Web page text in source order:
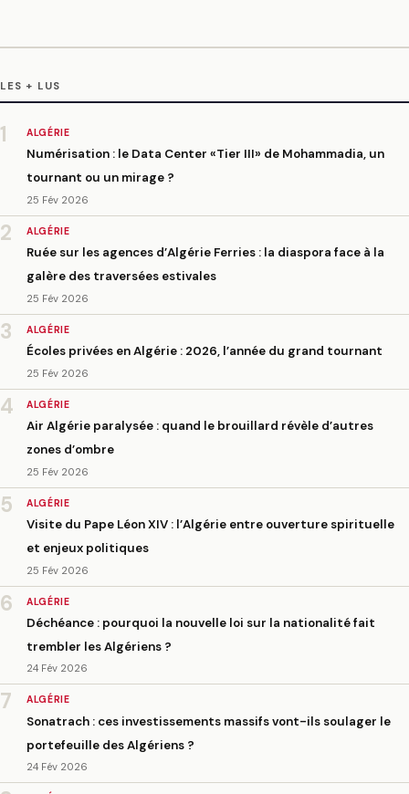
LES + LUS
1 ALGÉRIE
Numérisation : le Data Center «Tier III» de Mohammadia, un
tournant ou un mirage ?
25 Fév 2026
2 ALGÉRIE
Ruée sur les agences d’Algérie Ferries : la diaspora face à la
galère des traversées estivales
25 Fév 2026
3 ALGÉRIE
Écoles privées en Algérie : 2026, l’année du grand tournant
25 Fév 2026
4 ALGÉRIE
Air Algérie paralysée : quand le brouillard révèle d’autres
zones d’ombre
25 Fév 2026
5 ALGÉRIE
Visite du Pape Léon XIV : l’Algérie entre ouverture spirituelle
et enjeux politiques
25 Fév 2026
6 ALGÉRIE
Déchéance : pourquoi la nouvelle loi sur la nationalité fait
trembler les Algériens ?
24 Fév 2026
7 ALGÉRIE
Sonatrach : ces investissements massifs vont-ils soulager le
portefeuille des Algériens ?
24 Fév 2026